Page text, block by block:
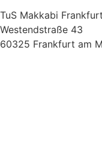
TuS Makkabi
Westendstraße 43
60325 Frankfurt am